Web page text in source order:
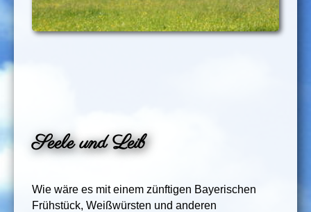
Seele und Leib
Wie wäre es mit einem zünftigen Bayerischen
Frühstück, Weißwürsten und anderen